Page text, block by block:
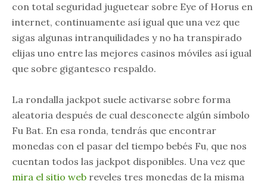
con total seguridad juguetear sobre Eye of Horus en
internet, continuamente así­ igual que una vez que
sigas algunas intranquilidades y no ha transpirado
elijas uno entre las mejores casinos móviles así­ igual
que sobre gigantesco respaldo.
La rondalla jackpot suele activarse sobre forma
aleatoria después de cual desconecte algún símbolo
Fu Bat. En esa ronda, tendrás que encontrar
monedas con el pasar del tiempo bebés Fu, que nos
cuentan todos las jackpot disponibles. Una vez que
mira el sitio web reveles tres monedas de la misma